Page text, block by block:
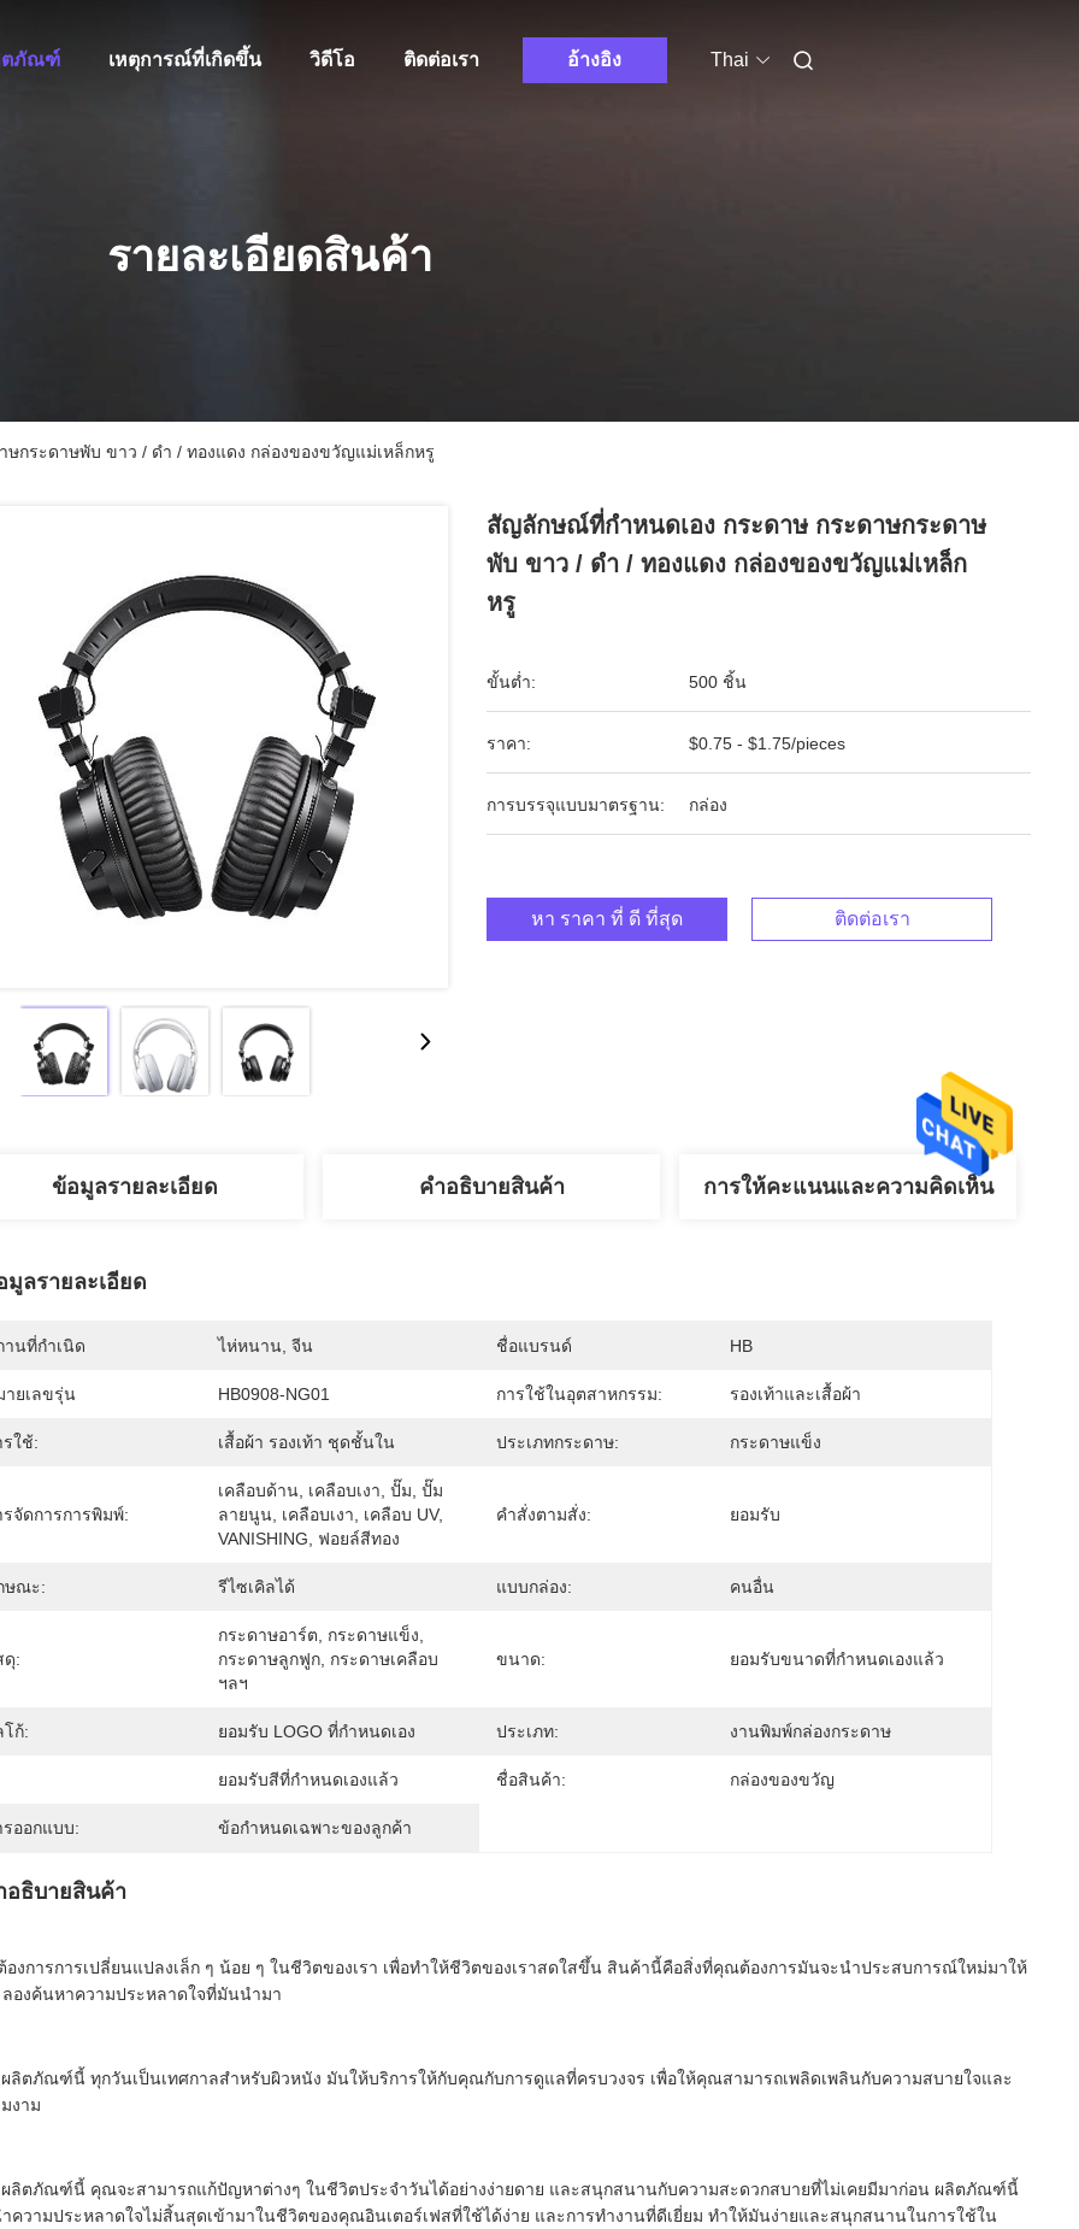
ตภัณฑ์ เหตุการณ์ที่เกิดขึ้น วิดีโอ ติดต่อเรา อ้างอิง Thai
รายละเอียดสินค้า
กระดาษพับ ขาว / ดํา / ทองแดง กล่องของขวัญแม่เหล็กหรู
สัญลักษณ์ที่กําหนดเอง กระดาษ กระดาษกระดาษ
พับ ขาว / ดํา / ทองแดง กล่องของขวัญแม่เหล็ก
หรู
ขั้นต่ำ: 500 ชิ้น
ราคา: $0.75 - $1.75/pieces
การบรรจุแบบมาตรฐาน: กล่อง
หา ราคา ที่ ดี ที่สุด ติดต่อเรา
ข้อมูลรายละเอียด คําอธิบายสินค้า การให้คะแนนและความคิดเห็น
มูลรายละเอียด
านที่กำเนิด ไห่หนาน, จีน ชื่อแบรนด์ HB
ายเลขรุ่น HB0908-NG01 การใช้ในอุตสาหกรรม: รองเท้าและเสื้อผ้า
รใช้: เสื้อผ้า รองเท้า ชุดชั้นใน ประเภทกระดาษ: กระดาษแข็ง
รจัดการการพิมพ์:
เคลือบด้าน, เคลือบเงา, ปั๊ม, ปั๊ม
ลายนูน, เคลือบเงา, เคลือบ UV,
VANISHING, ฟอยล์สีทอง
คําสั่งตามสั่ง: ยอมรับ
ษณะ: รีไซเคิลได้ แบบกล่อง: คนอื่น
ดุ:
กระดาษอาร์ต, กระดาษแข็ง,
กระดาษลูกฟูก, กระดาษเคลือบ
ฯลฯ
ขนาด: ยอมรับขนาดที่กำหนดเองแล้ว
โก้: ยอมรับ LOGO ที่กําหนดเอง ประเภท: งานพิมพ์กล่องกระดาษ
ยอมรับสีที่กำหนดเองแล้ว ชื่อสินค้า: กล่องของขวัญ
รออกแบบ: ข้อกำหนดเฉพาะของลูกค้า
อธิบายสินค้า
องการการเปลี่ยนแปลงเล็ก ๆ น้อย ๆ ในชีวิตของเรา เพื่อทําให้ชีวิตของเราสดใสขึ้น สินค้านี้คือสิ่งที่คุณต้องการมันจะนําประสบการณ์ใหม่มาให้
องค้นหาความประหลาดใจที่มันนํามา
ลิตภัณฑ์นี้ ทุกวันเป็นเทศกาลสําหรับผิวหนัง มันให้บริการให้กับคุณกับการดูแลที่ครบวงจร เพื่อให้คุณสามารถเพลิดเพลินกับความสบายใจและ
งาม
ลิตภัณฑ์นี้ คุณจะสามารถแก้ปัญหาต่างๆ ในชีวิตประจําวันได้อย่างง่ายดาย และสนุกสนานกับความสะดวกสบายที่ไม่เคยมีมาก่อน ผลิตภัณฑ์นี้
ความประหลาดใจไม่สิ้นสุดเข้ามาในชีวิตของคุณอินเตอร์เฟสที่ใช้ได้ง่าย และการทํางานที่ดีเยี่ยม ทําให้มันง่ายและสนุกสนานในการใช้ใน